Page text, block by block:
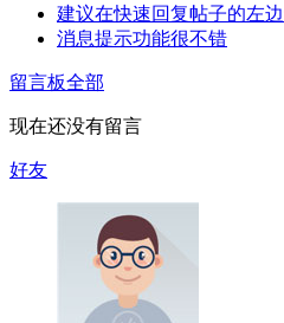
建议在快速回复帖子的左
消息提示功能很不错
留言板全部
现在还没有留言
好友